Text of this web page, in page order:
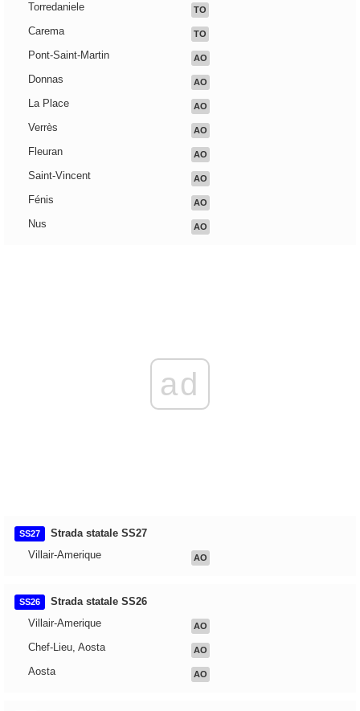
Torredaniele TO
Carema TO
Pont-Saint-Martin AO
Donnas AO
La Place AO
Verrès AO
Fleuran AO
Saint-Vincent AO
Fénis AO
Nus AO
ad
SS27
Strada statale SS27
Villair-Amerique
AO
SS26
Strada statale SS26
Villair-Amerique
AO
Chef-Lieu, Aosta AO
Aosta AO